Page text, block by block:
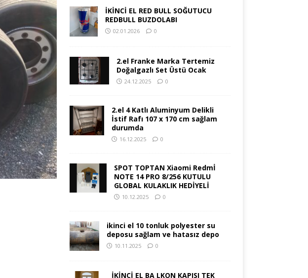
İKİNCİ EL RED BULL SOĞUTUCU
REDBULL BUZDOLABI
02.01.2026 0
2.el Franke Marka Tertemiz
Doğalgazlı Set Üstü Ocak
24.12.2025 0
2.el 4 Katlı Aluminyum Delikli
İstif Rafı 107 x 170 cm sağlam
durumda
16.12.2025 0
SPOT TOPTAN Xiaomi Redmİ
NOTE 14 PRO 8/256 KUTULU
GLOBAL KULAKLIK HEDİYELİ
10.12.2025 0
ikinci el 10 tonluk polyester su
deposu sağlam ve hatasız depo
10.11.2025 0
İKİNCİ EL BA LKON KAPISI TEK